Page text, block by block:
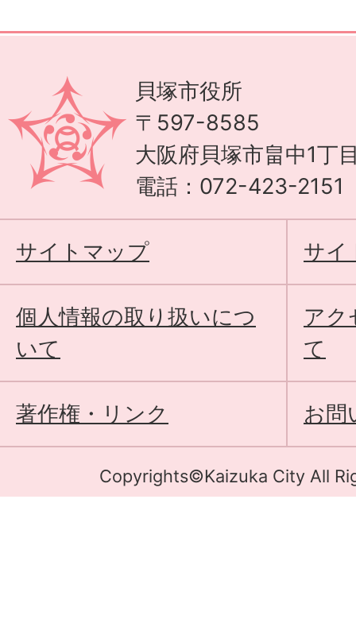
貝塚市役所
〒597-8585
大阪府貝塚市畠中1丁
電話：072-423-2151
サイトマップ サイ
個人情報の取り扱いにつ
いて
アク
て
著作権・リンク お問
Copyrights©Kaizuka City All